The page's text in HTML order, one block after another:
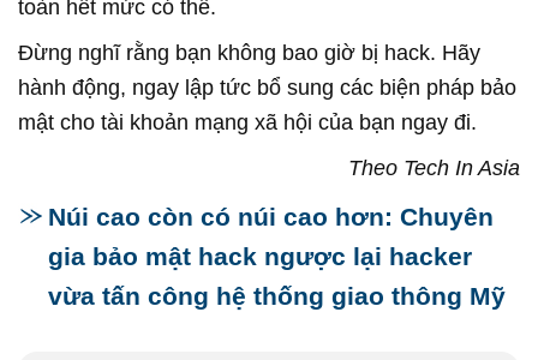
toàn hết mức có thể.
Đừng nghĩ rằng bạn không bao giờ bị hack. Hãy
hành động, ngay lập tức bổ sung các biện pháp bảo
mật cho tài khoản mạng xã hội của bạn ngay đi.
Theo Tech In Asia
Núi cao còn có núi cao hơn: Chuyên
gia bảo mật hack ngược lại hacker
vừa tấn công hệ thống giao thông Mỹ